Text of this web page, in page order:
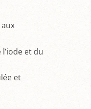
et du
et